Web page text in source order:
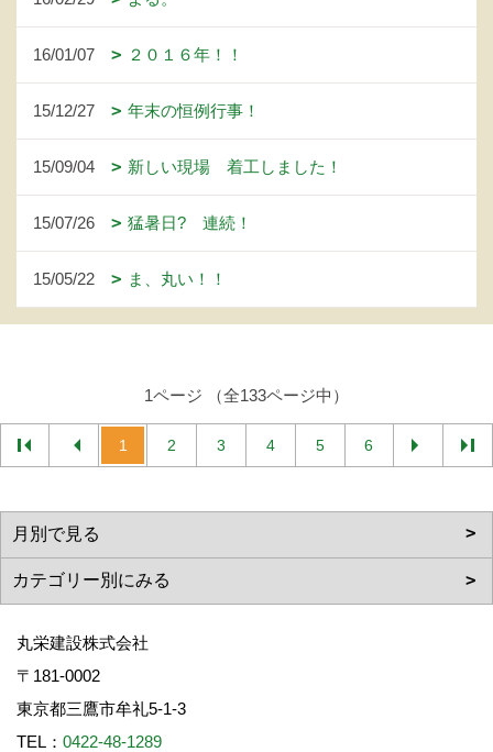
16/01/07 ２０１６年！！
15/12/27 年末の恒例行事！
15/09/04 新しい現場 着工しました！
15/07/26 猛暑日? 連続！
15/05/22 ま、丸い！！
1ページ （全133ページ中）
1 2 3 4 5 6
丸栄建設株式会社
〒181-0002
東京都三鷹市牟礼5-1-3
TEL： 0422-48-1289